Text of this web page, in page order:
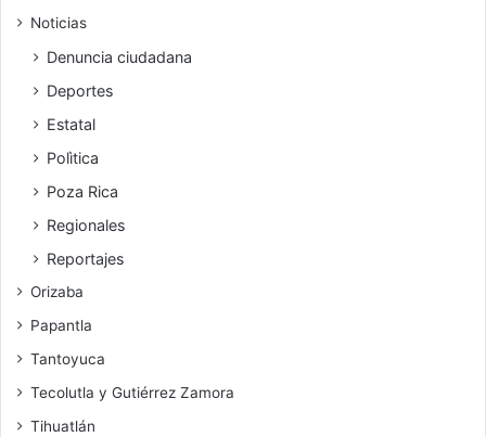
Noticias
Denuncia ciudadana
Deportes
Estatal
Polìtica
Poza Rica
Regionales
Reportajes
Orizaba
Papantla
Tantoyuca
Tecolutla y Gutiérrez Zamora
Tihuatlán